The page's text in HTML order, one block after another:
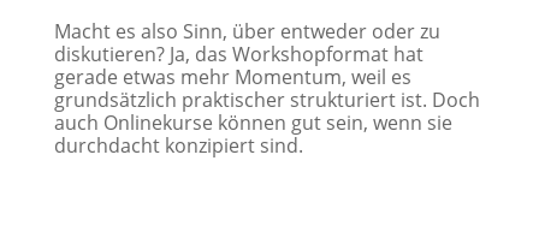
Macht es also Sinn, über entweder oder zu
diskutieren? Ja, das Workshopformat hat
gerade etwas mehr Momentum, weil es
grundsätzlich praktischer strukturiert ist. Doch
auch Onlinekurse können gut sein, wenn sie
durchdacht konzipiert sind.